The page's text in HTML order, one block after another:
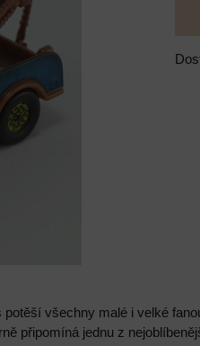
všechny malé i velké
připomíná jednu z